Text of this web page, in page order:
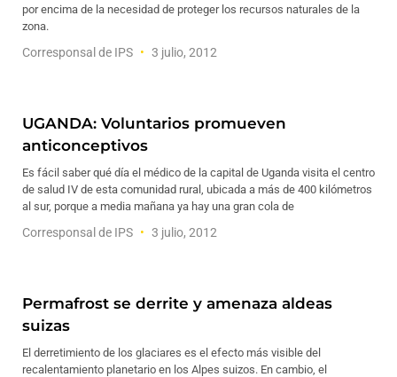
por encima de la necesidad de proteger los recursos naturales de la
zona.
Corresponsal de IPS 3 julio, 2012
UGANDA: Voluntarios promueven
anticonceptivos
Es fácil saber qué día el médico de la capital de Uganda visita el centro
de salud IV de esta comunidad rural, ubicada a más de 400 kilómetros
al sur, porque a media mañana ya hay una gran cola de
Corresponsal de IPS 3 julio, 2012
Permafrost se derrite y amenaza aldeas
suizas
El derretimiento de los glaciares es el efecto más visible del
recalentamiento planetario en los Alpes suizos. En cambio, el